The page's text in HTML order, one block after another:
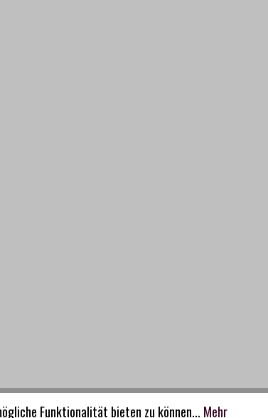
Funktionalität bieten zu können... Mehr